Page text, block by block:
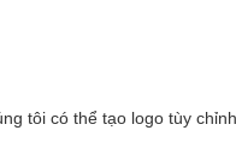
tôi có thể tạo logo tùy